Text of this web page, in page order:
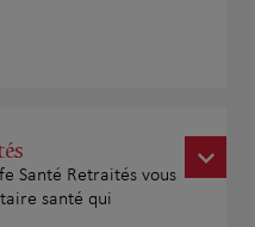
Santé Retraités vous
santé qui